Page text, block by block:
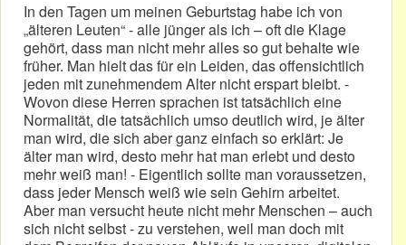
In den Tagen um meinen Geburtstag habe ich von
„älteren Leuten“ - alle jünger als ich – oft die Klage
gehört, dass man nicht mehr alles so gut behalte wie
früher. Man hielt das für ein Leiden, das offensichtlich
jeden mit zunehmendem Alter nicht erspart bleibt. -
Wovon diese Herren sprachen ist tatsächlich eine
Normalität, die tatsächlich umso deutlich wird, je älter
man wird, die sich aber ganz einfach so erklärt: Je
älter man wird, desto mehr hat man erlebt und desto
mehr weiß man! - Eigentlich sollte man voraussetzen,
dass jeder Mensch weiß wie sein Gehirn arbeitet.
Aber man versucht heute nicht mehr Menschen – auch
sich nicht selbst - zu verstehen, weil man doch mit